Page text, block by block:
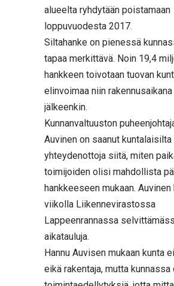
alueelta ryhdytään poistamaan
loppuvuodesta 2017.
Siltahanke on pienessä
tapaa merkittävä. Noin 19,4
hankkeen toivotaan tuovan
elinvoimaa niin
jälkeenkin.
Kunnanvaltuuston
Auvinen on saanut
yhteydenottoja siitä, miten
toimijoiden olisi mahdollista
hankkeeseen mukaan.
viikolla Liikennevirastossa
Lappeenrannassa
aikatauluja.
Hannu Auvisen mukaan kunta
eikä rakentaja, mutta kunnassa